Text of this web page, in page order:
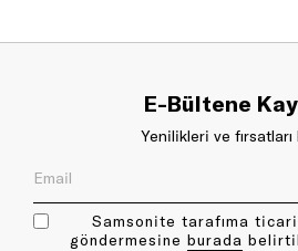
E-Bültene
Yenilikleri ve fırsatları
Samsonite tarafıma
göndermesine bu rada